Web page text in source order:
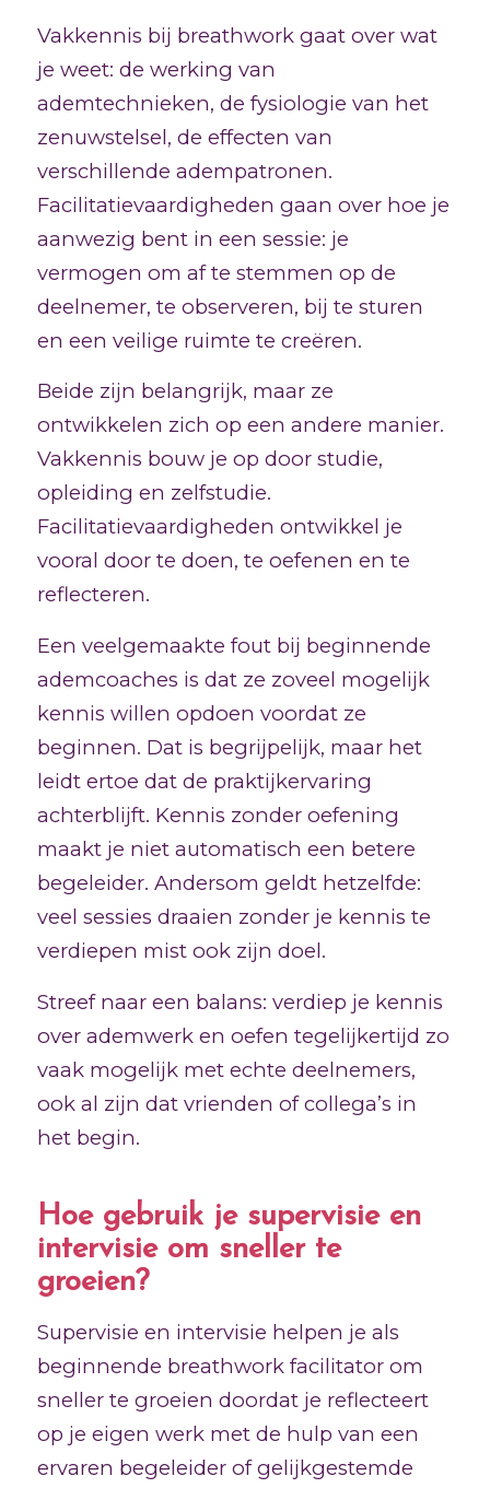
Vakkennis bij breathwork gaat over wat
je weet: de werking van
ademtechnieken, de fysiologie van het
zenuwstelsel, de effecten van
verschillende adempatronen.
Facilitatievaardigheden gaan over hoe je
aanwezig bent in een sessie: je
vermogen om af te stemmen op de
deelnemer, te observeren, bij te sturen
en een veilige ruimte te creëren.
Beide zijn belangrijk, maar ze
ontwikkelen zich op een andere manier.
Vakkennis bouw je op door studie,
opleiding en zelfstudie.
Facilitatievaardigheden ontwikkel je
vooral door te doen, te oefenen en te
reflecteren.
Een veelgemaakte fout bij beginnende
ademcoaches is dat ze zoveel mogelijk
kennis willen opdoen voordat ze
beginnen. Dat is begrijpelijk, maar het
leidt ertoe dat de praktijkervaring
achterblijft. Kennis zonder oefening
maakt je niet automatisch een betere
begeleider. Andersom geldt hetzelfde:
veel sessies draaien zonder je kennis te
verdiepen mist ook zijn doel.
Streef naar een balans: verdiep je kennis
over ademwerk en oefen tegelijkertijd zo
vaak mogelijk met echte deelnemers,
ook al zijn dat vrienden of collega’s in
het begin.
Hoe gebruik je supervisie en
intervisie om sneller te
groeien?
Supervisie en intervisie helpen je als
beginnende breathwork facilitator om
sneller te groeien doordat je reflecteert
op je eigen werk met de hulp van een
ervaren begeleider of gelijkgestemde